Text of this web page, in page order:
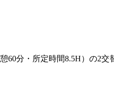
60分・所定時間8.5H）の2交